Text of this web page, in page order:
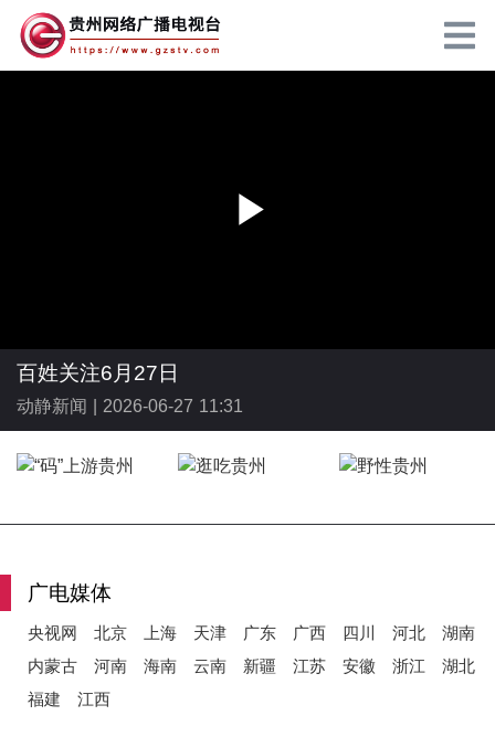
a
百姓关注6月27日
动静新闻 | 2026-06-27 11:31
广电媒体
央视网 北京 上海 天津 广东 广西 四川 河北
湖南
内蒙古
河南 海南 云南 新疆 江苏 安徽 浙江
湖北
福建
江西